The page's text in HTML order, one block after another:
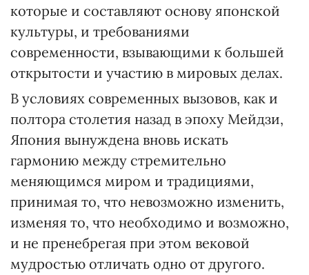
которые и составляют основу японской
культуры, и требованиями
современности, взывающими к большей
открытости и участию в мировых делах.
В условиях современных вызовов, как и
полтора столетия назад в эпоху Мейдзи,
Япония вынуждена вновь искать
гармонию между стремительно
меняющимся миром и традициями,
принимая то, что невозможно изменить,
изменяя то, что необходимо и возможно,
и не пренебрегая при этом вековой
мудростью отличать одно от другого.